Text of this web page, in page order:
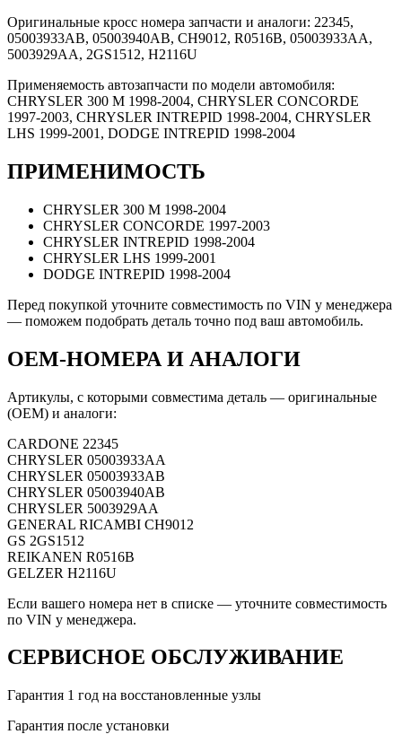
Оригинальные кросс номера запчасти и аналоги: 22345,
05003933AB, 05003940AB, CH9012, R0516B, 05003933AA,
5003929AA, 2GS1512, H2116U
Применяемость автозапчасти по модели автомобиля:
CHRYSLER 300 M 1998-2004, CHRYSLER CONCORDE
1997-2003, CHRYSLER INTREPID 1998-2004, CHRYSLER
LHS 1999-2001, DODGE INTREPID 1998-2004
ПРИМЕНИМОСТЬ
CHRYSLER 300 M 1998-2004
CHRYSLER CONCORDE 1997-2003
CHRYSLER INTREPID 1998-2004
CHRYSLER LHS 1999-2001
DODGE INTREPID 1998-2004
Перед покупкой уточните совместимость по VIN у менеджера
— поможем подобрать деталь точно под ваш автомобиль.
OEM-НОМЕРА И АНАЛОГИ
Артикулы, с которыми совместима деталь — оригинальные
(OEM) и аналоги:
CARDONE 22345
CHRYSLER 05003933AA
CHRYSLER 05003933AB
CHRYSLER 05003940AB
CHRYSLER 5003929AA
GENERAL RICAMBI CH9012
GS 2GS1512
REIKANEN R0516B
GELZER H2116U
Если вашего номера нет в списке — уточните совместимость
по VIN у менеджера.
СЕРВИСНОЕ ОБСЛУЖИВАНИЕ
Гарантия 1 год на восстановленные узлы
Гарантия после установки